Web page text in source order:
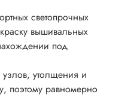
светопрочных
вышивальных
под
утолщения и
поэтому равномерно